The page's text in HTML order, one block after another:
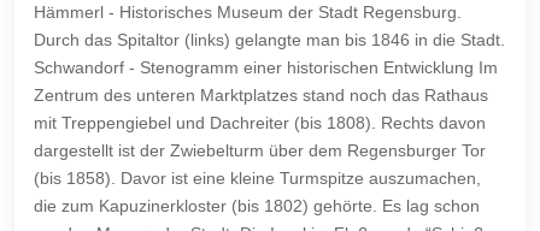
Hämmerl - Historisches Museum der Stadt Regensburg.
Durch das Spitaltor (links) gelangte man bis 1846 in die Stadt.
Schwandorf - Stenogramm einer historischen Entwicklung Im
Zentrum des unteren Marktplatzes stand noch das Rathaus
mit Treppengiebel und Dachreiter (bis 1808). Rechts davon
dargestellt ist der Zwiebelturm über dem Regensburger Tor
(bis 1858). Davor ist eine kleine Turmspitze auszumachen,
die zum Kapuzinerkloster (bis 1802) gehörte. Es lag schon